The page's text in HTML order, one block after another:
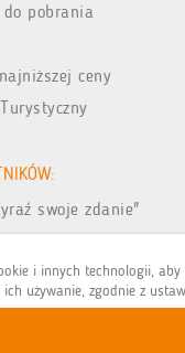
i innych technologii,
używanie, zgodnie z
do pobrania
ceny
swoje zdanie"
z wakacji